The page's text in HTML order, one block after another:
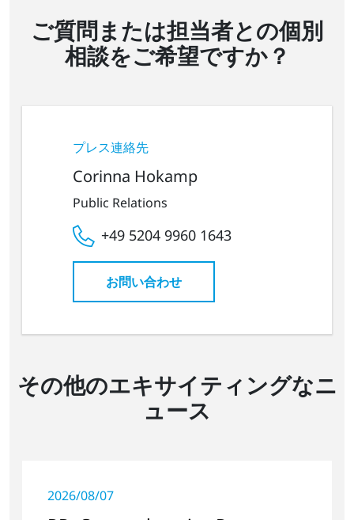
ご質問または担当者との個別
相談をご希望ですか？
プレス連絡先
Corinna Hokamp
Public Relations
+49 5204 9960 1643
お問い合わせ
その他のエキサイティングなニ
ュース
2026/08/07